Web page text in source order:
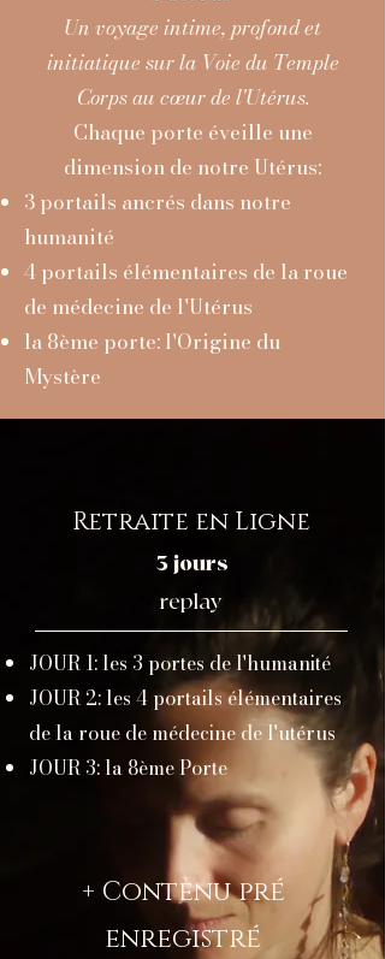
Un voyage intime, profond et
initiatique sur la Voie du Temple
Corps au cœur de l'Utérus.
Chaque porte éveille une
dimension de notre Utérus:
3 portails ancrés dans notre
humanité
4 portails élémentaires de la roue
de médecine de l'Utérus
la 8ème porte: l'Origine du
Mystère
Retraite en Ligne
3 jours
replay
JOUR 1: les 3 portes de l'humanité
JOUR 2: les 4 portails élémentaires
de la roue de médecine de l'utérus
JOUR 3: la 8ème Porte
+ Contenu pré
enregistré